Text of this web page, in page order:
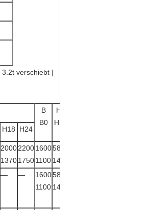
B
B0
H
H1
H18 H24
2000
1370
2200
1750
1600
1100
580
146
— —
1600
1100
580
146